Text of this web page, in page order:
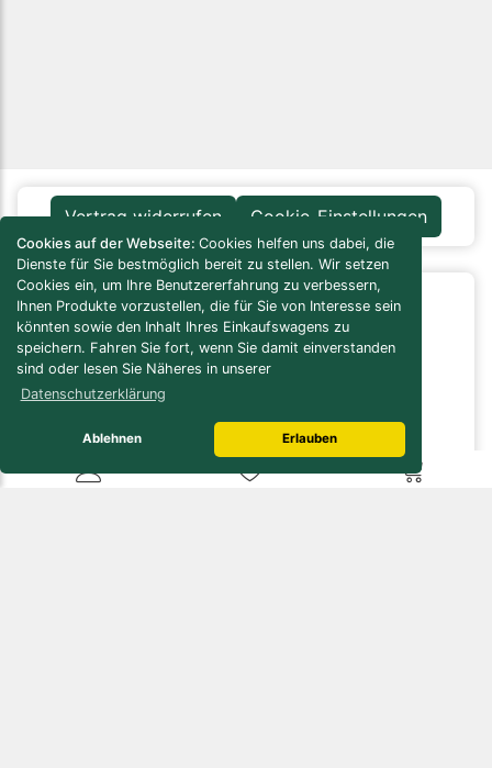
Cookies auf der Webseite:Cookies helfen uns dabei, die
Dienste für Sie bestmöglich bereit zu stellen. Wir setzen
Cookies ein, um Ihre Benutzererfahrung zu verbessern,
Ihnen Produkte vorzustellen, die für Sie von Interesse sein
könnten sowie den Inhalt Ihres Einkaufswagens zu
speichern. Fahren Sie fort, wenn Sie damit einverstanden
sind oder lesen Sie Näheres in unserer
Datenschutzerklärung
Ablehnen Erlauben
Vertrag widerrufen Cookie-Einstellungen
Infos / Service
Versandkosten-Rechner
Verbrauchs-/Bedarfsrechner
Bau- / Verlegeanleitungen
Pflegeanleitungen
Öffnungszeiten